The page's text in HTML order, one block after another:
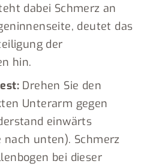
dabei Schmerz an
deutet das
der
hin.
Drehen Sie den
Unterarm gegen
einwärts
nach unten). Schmerz
bei dieser